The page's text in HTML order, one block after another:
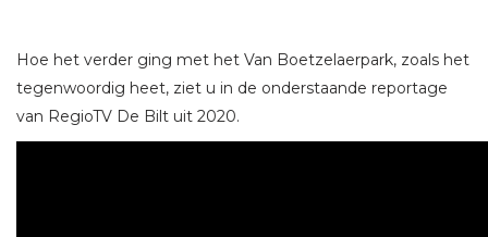
Hoe het verder ging met het Van Boetzelaerpark, zoals het
tegenwoordig heet, ziet u in de onderstaande reportage
van RegioTV De Bilt uit 2020.